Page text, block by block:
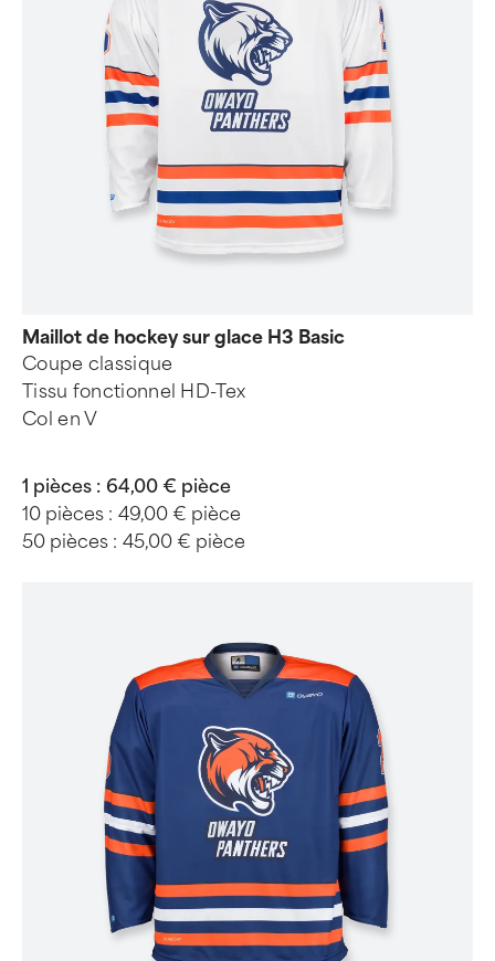
Maillot de hockey sur glace H3 Basic
Coupe classique
Tissu fonctionnel HD-Tex
Col en V
1 pièces : 64,00 € pièce
10 pièces : 49,00 € pièce
50 pièces : 45,00 € pièce